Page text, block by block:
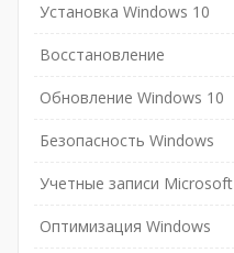
Установка Windows 10
Восстановление
Обновление Windows 10
Безопасность Windows
Учетные записи Microsoft
Оптимизация Windows